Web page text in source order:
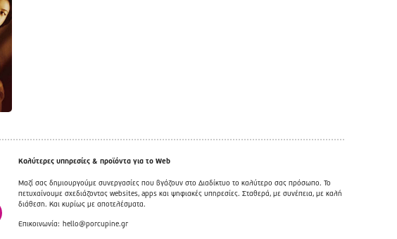
Καλύτερες υπηρεσίες & προϊόντα για το Web
Μαζί σας δημιουργούμε συνεργασίες που βγάζουν στο Διαδίκτυο το καλύτερο σας πρόσωπο. Το
πετυχαίνουμε σχεδιάζοντας websites, apps και ψηφιακές υπηρεσίες. Σταθερά, με συνέπεια, με καλή
διάθεση. Και κυρίως με αποτελέσματα.
Επικοινωνία: hello@porcupine.gr